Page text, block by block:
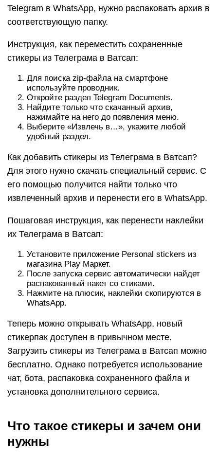
Telegram в WhatsApp, нужно распаковать архив в
соответствующую папку.
Инструкция, как переместить сохраненные
стикеры из Телеграма в Ватсап:
Для поиска zip-файла на смартфоне
используйте проводник.
Откройте раздел Telegram Documents.
Найдите только что скачанный архив,
нажимайте на него до появления меню.
Выберите «Извлечь в…», укажите любой
удобный раздел.
Как добавить стикеры из Телеграма в Ватсап?
Для этого нужно скачать специальный сервис. С
его помощью получится найти только что
извлеченный архив и перенести его в WhatsApp.
Пошаговая инструкция, как перенести наклейки
их Телеграма в Ватсап:
Установите приложение Personal stickers из
магазина Play Маркет.
После запуска сервис автоматически найдет
распакованный пакет со стиками.
Нажмите на плюсик, наклейки скопируются в
WhatsApp.
Теперь можно открывать WhatsApp, новый
стикерпак доступен в привычном месте.
Загрузить стикеры из Телеграма в Ватсап можно
бесплатно. Однако потребуется использование
чат, бота, распаковка сохраненного файла и
установка дополнительного сервиса.
Что такое стикеры и зачем они
нужны